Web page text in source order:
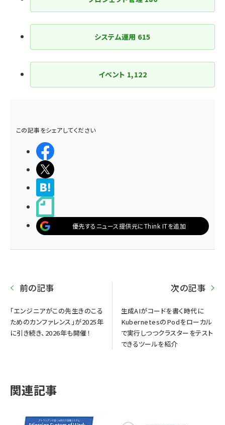
システム運用 615
イベント 1,122
この記事をシェアしてください
優先するニュース提供元にThink ITを追加
前の記事
「エンジニアがこの先生きのこる
ためのカンファレンス」が2025年
に引き続き、2026年も開催！
次の記事
生成AIがコードを書く時代に
KubernetesのPodをローカル
で実行しつつクラスターをテスト
できるツールを紹介
関連記事